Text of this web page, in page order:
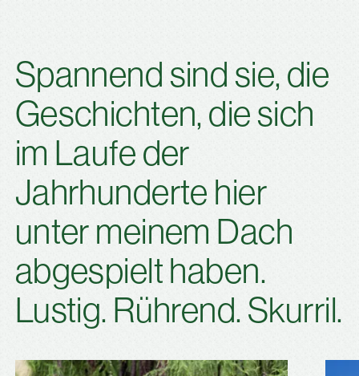
Spannend sind sie, die
Geschichten, die sich
im Laufe der
Jahrhunderte hier
unter meinem Dach
abgespielt haben.
Lustig. Rührend. Skurril.